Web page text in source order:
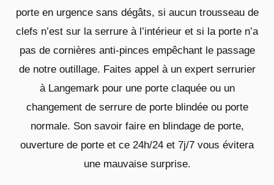
porte en urgence sans dégâts, si aucun trousseau de
clefs n’est sur la serrure à l’intérieur et si la porte n’a
pas de cornières anti-pinces empêchant le passage
de notre outillage. Faites appel à un expert serrurier
à Langemark pour une porte claquée ou un
changement de serrure de porte blindée ou porte
normale. Son savoir faire en blindage de porte,
ouverture de porte et ce 24h/24 et 7j/7 vous évitera
une mauvaise surprise.